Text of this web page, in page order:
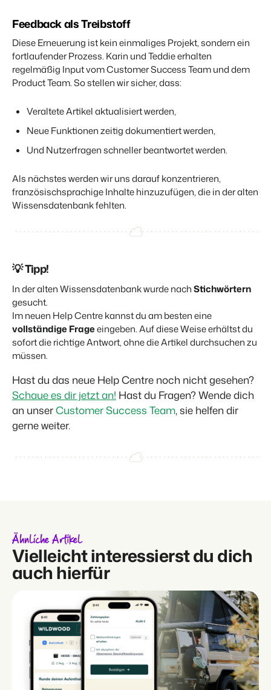
Feedback als Treibstoff
Diese Erneuerung ist kein einmaliges Projekt, sondern ein
fortlaufender Prozess. Karin und Teddie erhalten
regelmäßig Input vom Customer Success Team und dem
Product Team. So stellen wir sicher, dass:
Veraltete Artikel aktualisiert werden,
Neue Funktionen zeitig dokumentiert werden,
Und Nutzerfragen schneller beantwortet werden.
Als nächstes werden wir uns darauf konzentrieren,
französischsprachige Inhalte hinzuzufügen, die in der alten
Wissensdatenbank fehlten.
💡 Tipp!
In der alten Wissensdatenbank wurde nachStichwörtern
gesucht.
Im neuen Help Centre kannst du am besten eine
vollständige Frageeingeben. Auf diese Weise erhältst du
sofort die richtige Antwort, ohne die Artikel durchsuchen zu
müssen.
Hast du das neue Help Centre noch nicht gesehen?
Schaue es dir jetzt an! Hast du Fragen? Wende dich
an unserCustomer Success Team, sie helfen dir
gerne weiter.
Ähnliche Artikel
Vielleicht interessierst du dich
auch hierfür